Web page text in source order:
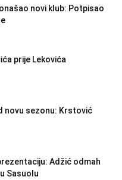
novi klub: Potpisao
prije Lekovića
novu sezonu: Krstović
Adžić odmah
Sasuolu